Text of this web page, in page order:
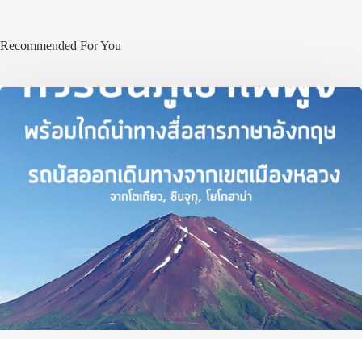
Recommended For You
ประเทศญี่ปุ่น
เที่ยวญี่ปุ่นด้ว
เอง
รถบัส
เดินทาง
ทัวร์
ที่พัก
สาระน่ารู้